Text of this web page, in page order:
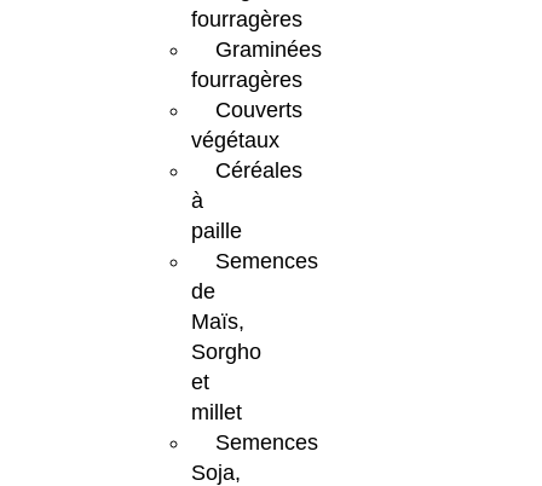
fourragères
Graminées
fourragères
Couverts
végétaux
Céréales
à
paille
Semences
de
Maïs,
Sorgho
et
millet
Semences
Soja,